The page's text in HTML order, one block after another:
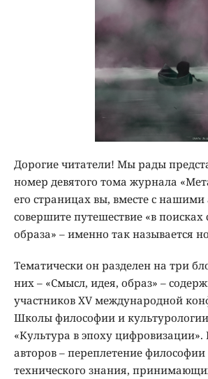
Дорогие читатели! Мы рады
номер девятого тома журнала
его страницах вы, вместе с
совершите путешествие «в
образа» – именно так называется
Тематически он разделен на три
них – «Смысл, идея, образ» –
участников XV международной
Школы философии и
«Культура в эпоху
авторов – переплетение
технического знания,